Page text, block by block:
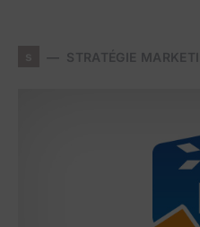
STRATÉGIE